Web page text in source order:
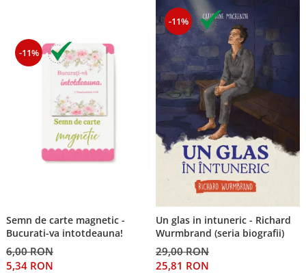
-11%
Semn de carte magnetic -
Bucurati-va intotdeauna!
6,00 RON
5,34 RON
-11%
Un glas in intuneric - Richard
Wurmbrand (seria biografii)
29,00 RON
25,81 RON